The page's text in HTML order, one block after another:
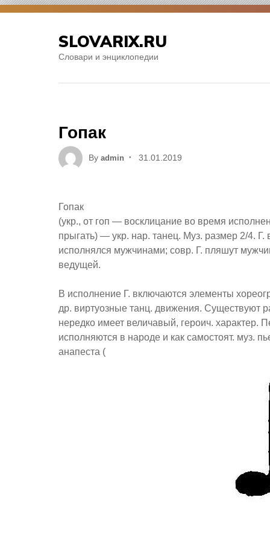
Skip
SLOVARIX.RU
Словари и энциклопедии
Гопак
By admin
Posted
31.01.2019
Гопак
(укр., от гоп — восклицание во время
прыгать) — укр. нар. танец. Муз. размер 2/4.
исполнялся мужчинами; совр. Г. пляшут
ведущей.
В исполнение Г. включаются элементы
др. виртуозные танц. движения. Существуют
нередко имеет величавый, героич. характер.
исполняются в народе и как самостоят. муз.
анапеста (